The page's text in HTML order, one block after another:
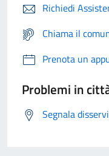
Richiedi
Chiama il
Prenota un
Problemi in
Segnala